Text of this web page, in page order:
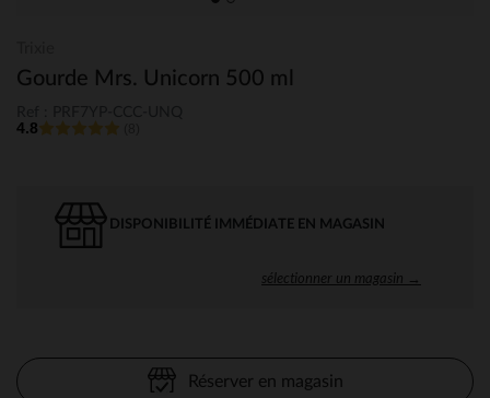
Gourde Mrs. Unicorn 500 ml
4.8
DISPONIBILITÉ IMMÉDIATE EN MAGASIN
sélectionner un magasin →
Réserver en magasin